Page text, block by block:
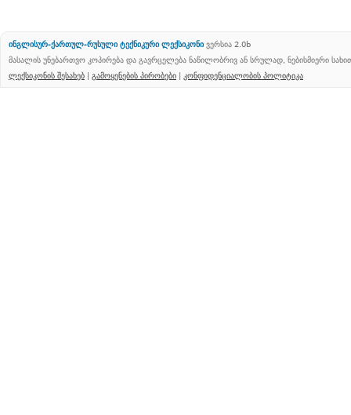
ინგლისურ-ქართულ-რუსული ტექნიკური ლექსიკონი ვერსია 2.0b
მასალის უნებართვო კოპირება და გავრცელება ნაწილობრივ ან სრულად, ნებისმიერი
ლექსიკონის შესახებ | გამოყენების პირობები | კონფიდენციალობის პოლიტიკა